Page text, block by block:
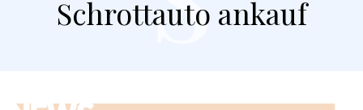
Schrottauto ankauf